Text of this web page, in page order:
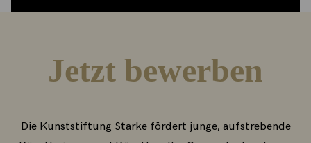
Jetzt bewerben
Die Kunststiftung Starke fördert junge, aufstrebende